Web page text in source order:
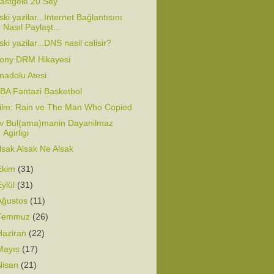
yazilar...Internet Bağlantısını
Nasıl Paylaşt...
yazilar...DNS nasil calisir?
DRM Hikayesi
Atesi
Fantazi Basketbol
Rain ve The Man Who Copied
Bul(ama)manin Dayanilmaz
Agirligi
Alsak Ne Alsak
(31)
(31)
(11)
(26)
(22)
(17)
(21)